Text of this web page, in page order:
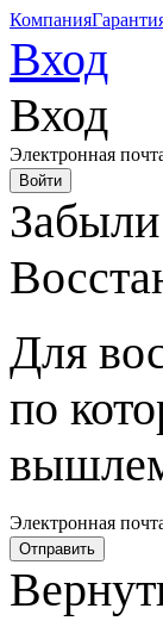
Компания
Вход
Вход
Электронная
Для
по
Электронная